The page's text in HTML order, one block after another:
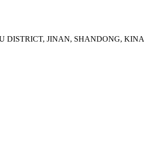
DISTRICT, JINAN, SHANDONG, KINA